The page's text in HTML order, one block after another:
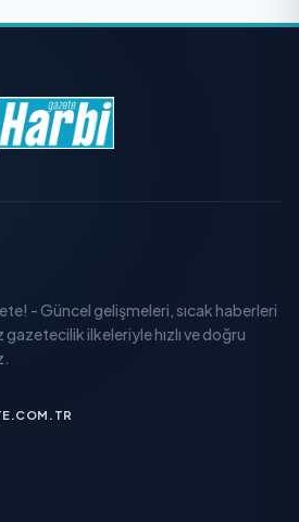
- Güncel gelişmeleri, sıcak haberleri
gazetecilik ilkeleriyle hızlı ve doğru